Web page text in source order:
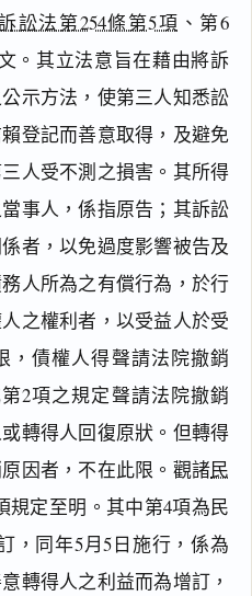
訟法第254條第5項 、第6
。其立法意旨在藉由將訴
示方法，使第三人知悉訟
登記而善意取得，及避免
人受不測之損害。其所得
事人，係指原告；其訴訟
者，以免過度影響被告及
人所為之有償行為，於行
之權利者，以受益人於受
，債權人得聲請法院撤銷
2項之規定聲請法院撤銷
轉得人回復原狀。但轉得
因者，不在此限。觀諸民
規定至明。其中第4項為民
，同年5月5日施行，係為
轉得人之利益而為增訂，